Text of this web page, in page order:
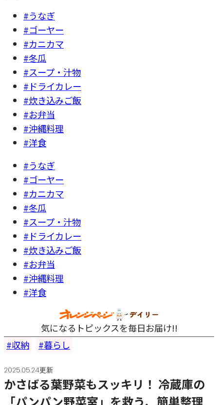
#うなぎ
#ゴーヤー
#カニカマ
#冬瓜
#スープ・汁物
#ドライカレー
#炊き込みご飯
#お弁当
#沖縄料理
#洋食
#うなぎ
#ゴーヤー
#カニカマ
#冬瓜
#スープ・汁物
#ドライカレー
#炊き込みご飯
#お弁当
#沖縄料理
#洋食
気になるトピックスを毎日お届け!!
収納
暮らし
2025.05.24更新
かさばる葉野菜もスッキリ！ 冷蔵庫の
「パンパン野菜室」を救う、簡単整理